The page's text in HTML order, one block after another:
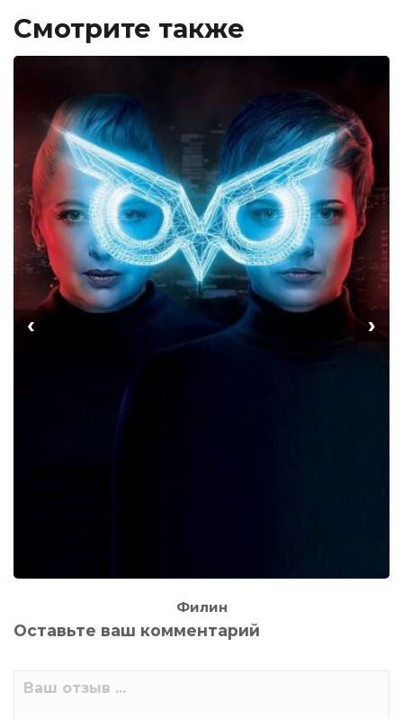
Смотрите также
Филин
‹ ›
Оставьте ваш комментарий